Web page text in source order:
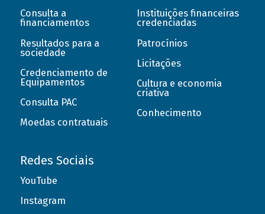
Consulta a
financiamentos
Resultados para a
sociedade
Credenciamento de
Equipamentos
Consulta PAC
Moedas contratuais
Instituições financeiras
credenciadas
Patrocínios
Licitações
Cultura e economia
criativa
Conhecimento
Redes Sociais
YouTube
Instagram